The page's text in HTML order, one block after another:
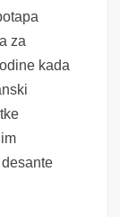
za
kada